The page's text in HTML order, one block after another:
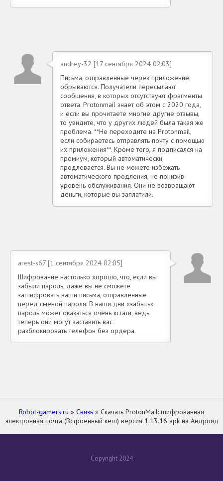
andrey-32 [17 сентября 2024 02:03]
Письма, отправленные через приложение,
обрываются. Получатели пересылают
сообщения, в которых отсутствуют фрагменты
ответа. Protonmail знает об этом с 2020 года,
и если вы прочитаете многие другие отзывы,
то увидите, что у других людей была такая же
проблема. **Не переходите на Protonmail,
если собираетесь отправлять почту с помощью
их приложения**. Кроме того, я подписался на
премиум, который автоматически
продлевается. Вы не можете избежать
автоматического продления, не понизив
уровень обслуживания. Они не возвращают
деньги, которые вы заплатили.
arest-s67 [1 сентября 2024 02:05]
Шифрование настолько хорошо, что, если вы
забыли пароль, даже вы не сможете
зашифровать ваши письма, отправленные
перед сменой пароля. В наши дни «забыть»
пароль может оказаться очень кстати, ведь
теперь они могут заставить вас
разблокировать телефон без ордера.
Robot-gamers.ru » Связь » Скачать ProtonMail: шифрованная
электронная почта (Встроенный кеш) версия 1.13.16 apk на Андроид
Copyright 2024